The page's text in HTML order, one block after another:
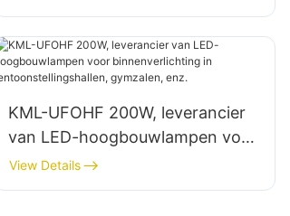
industriële fabrieksgebouwen en
magazijnen.
KML-UFOHF 200W, leverancier
van LED-hoogbouwlampen voor
binnenverlichting in
tentoonstellingshallen,
View Details